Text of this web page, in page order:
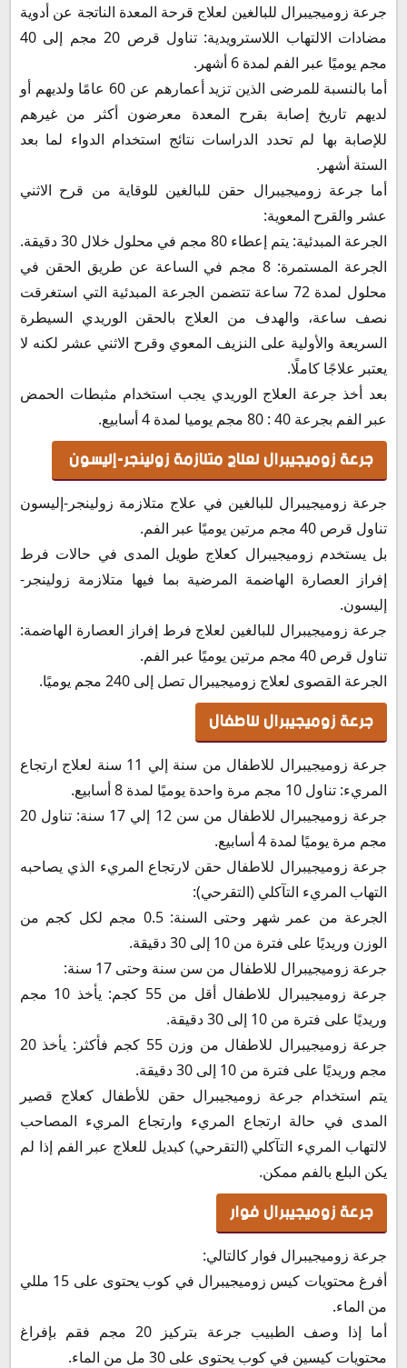
جرعة زوميجيبرال للبالغين لعلاج قرحة المعدة الناتجة عن أدوية
مضادات الالتهاب اللاسترويدية: تناول قرص 20 مجم إلى 40
مجم يوميًا عبر الفم لمدة 6 أشهر.
أما بالنسبة للمرضى الذين تزيد أعمارهم عن 60 عامًا ولديهم أو
لديهم تاريخ إصابة بقرح المعدة معرضون أكثر من غيرهم
للإصابة بها لم تحدد الدراسات نتائج استخدام الدواء لما بعد
الستة أشهر.
أما جرعة زوميجيبرال حقن للبالغين للوقاية من قرح الاثني
عشر والقرح المعوية:
الجرعة المبدئية: يتم إعطاء 80 مجم في محلول خلال 30 دقيقة.
الجرعة المستمرة: 8 مجم في الساعة عن طريق الحقن في
محلول لمدة 72 ساعة تتضمن الجرعة المبدئية التي استغرقت
نصف ساعة، والهدف من العلاج بالحقن الوريدي السيطرة
السريعة والأولية على النزيف المعوي وقرح الاثني عشر لكنه لا
يعتبر علاجًا كاملًا.
بعد أخذ جرعة العلاج الوريدي يجب استخدام مثبطات الحمض
عبر الفم بجرعة 40 : 80 مجم يوميا لمدة 4 أسابيع.
جرعة زوميجيبرال لعلاج متلازمة زولينجر-إليسون
جرعة زوميجيبرال للبالغين في علاج متلازمة زولينجر-إليسون
تناول قرص 40 مجم مرتين يوميًا عبر الفم.
بل يستخدم زوميجيبرال كعلاج طويل المدى في حالات فرط
إفراز العصارة الهاضمة المرضية بما فيها متلازمة زولينجر-
إليسون.
جرعة زوميجيبرال للبالغين لعلاج فرط إفراز العصارة الهاضمة:
تناول قرص 40 مجم مرتين يوميًا عبر الفم.
الجرعة القصوى لعلاج زوميجيبرال تصل إلى 240 مجم يوميًا.
جرعة زوميجيبرال للاطفال
جرعة زوميجيبرال للاطفال من سنة إلي 11 سنة لعلاج ارتجاع
المريء: تناول 10 مجم مرة واحدة يوميًا لمدة 8 أسابيع.
جرعة زوميجيبرال للاطفال من سن 12 إلي 17 سنة: تناول 20
مجم مرة يوميًا لمدة 4 أسابيع.
جرعة زوميجيبرال للاطفال حقن لارتجاع المريء الذي يصاحبه
التهاب المريء التآكلي (التقرحي):
الجرعة من عمر شهر وحتى السنة: 0.5 مجم لكل كجم من
الوزن وريديًا على فترة من 10 إلى 30 دقيقة.
جرعة زوميجيبرال للاطفال من سن سنة وحتى 17 سنة:
جرعة زوميجيبرال للاطفال أقل من 55 كجم: يأخذ 10 مجم
وريديًا على فترة من 10 إلى 30 دقيقة.
جرعة زوميجيبرال للاطفال من وزن 55 كجم فأكثر: يأخذ 20
مجم وريديًا على فترة من 10 إلى 30 دقيقة.
يتم استخدام جرعة زوميجيبرال حقن للأطفال كعلاج قصير
المدى في حالة ارتجاع المريء وارتجاع المريء المصاحب
لالتهاب المريء التآكلي (التقرحي) كبديل للعلاج عبر الفم إذا لم
يكن البلع بالفم ممكن.
جرعة زوميجيبرال فوار
جرعة زوميجيبرال فوار كالتالي:
أفرغ محتويات كيس زوميجيبرال في كوب يحتوى على 15 مللي
من الماء.
أما إذا وصف الطبيب جرعة بتركيز 20 مجم فقم بإفراغ
محتويات كيسين في كوب يحتوى على 30 مل من الماء.